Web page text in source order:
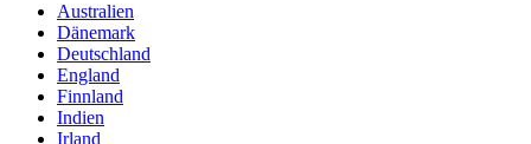
Australien
Dänemark
Deutschland
England
Finnland
Indien
Irland